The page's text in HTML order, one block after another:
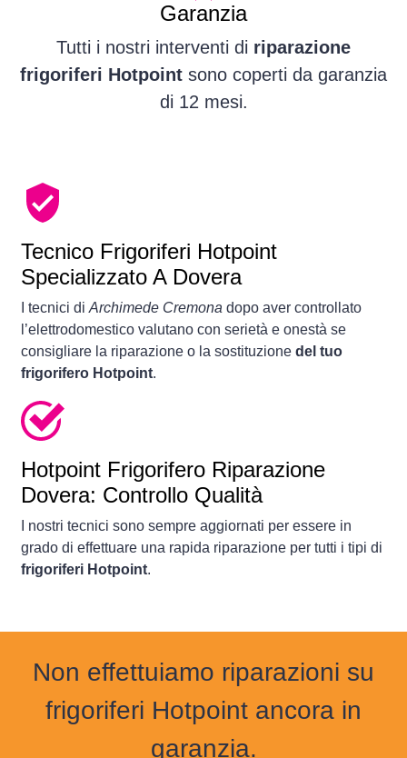
Garanzia
Tutti i nostri interventi di riparazione
frigoriferi Hotpoint sono coperti da garanzia
di 12 mesi.
Tecnico Frigoriferi Hotpoint
Specializzato A Dovera
I tecnici di Archimede Cremona dopo aver controllato
l’elettrodomestico valutano con serietà e onestà se
consigliare la riparazione o la sostituzione del tuo
frigorifero Hotpoint.
Hotpoint Frigorifero Riparazione
Dovera: Controllo Qualità
I nostri tecnici sono sempre aggiornati per essere in
grado di effettuare una rapida riparazione per tutti i tipi di
frigoriferi Hotpoint.
Non effettuiamo riparazioni su
frigoriferi Hotpoint ancora in
garanzia.